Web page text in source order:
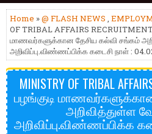
Home »@ FLASH NEWS ,
OF TRIBAL AFFAIRS RECRUITMENT
மாணவர்களுக்கான தேசிய கல்வி சங்கம்
அறிவிப்பு.விண்ணப்பிக்க கடைசி நாள் :
MINISTRY OF TRIBAL
பழங்குடி
அறிவித்துள்ள
அறிவிப்பு.விண்ணப்பிக்க